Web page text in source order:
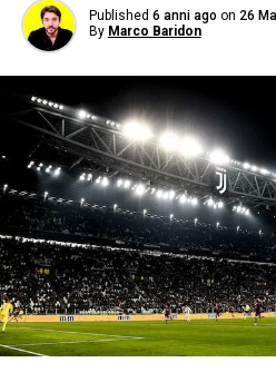
Published 6 anni ago on 26
By Marco Baridon